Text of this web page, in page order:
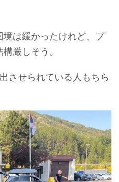
は緩かったけれど、ブ
厳しそう。
させられている人もちら